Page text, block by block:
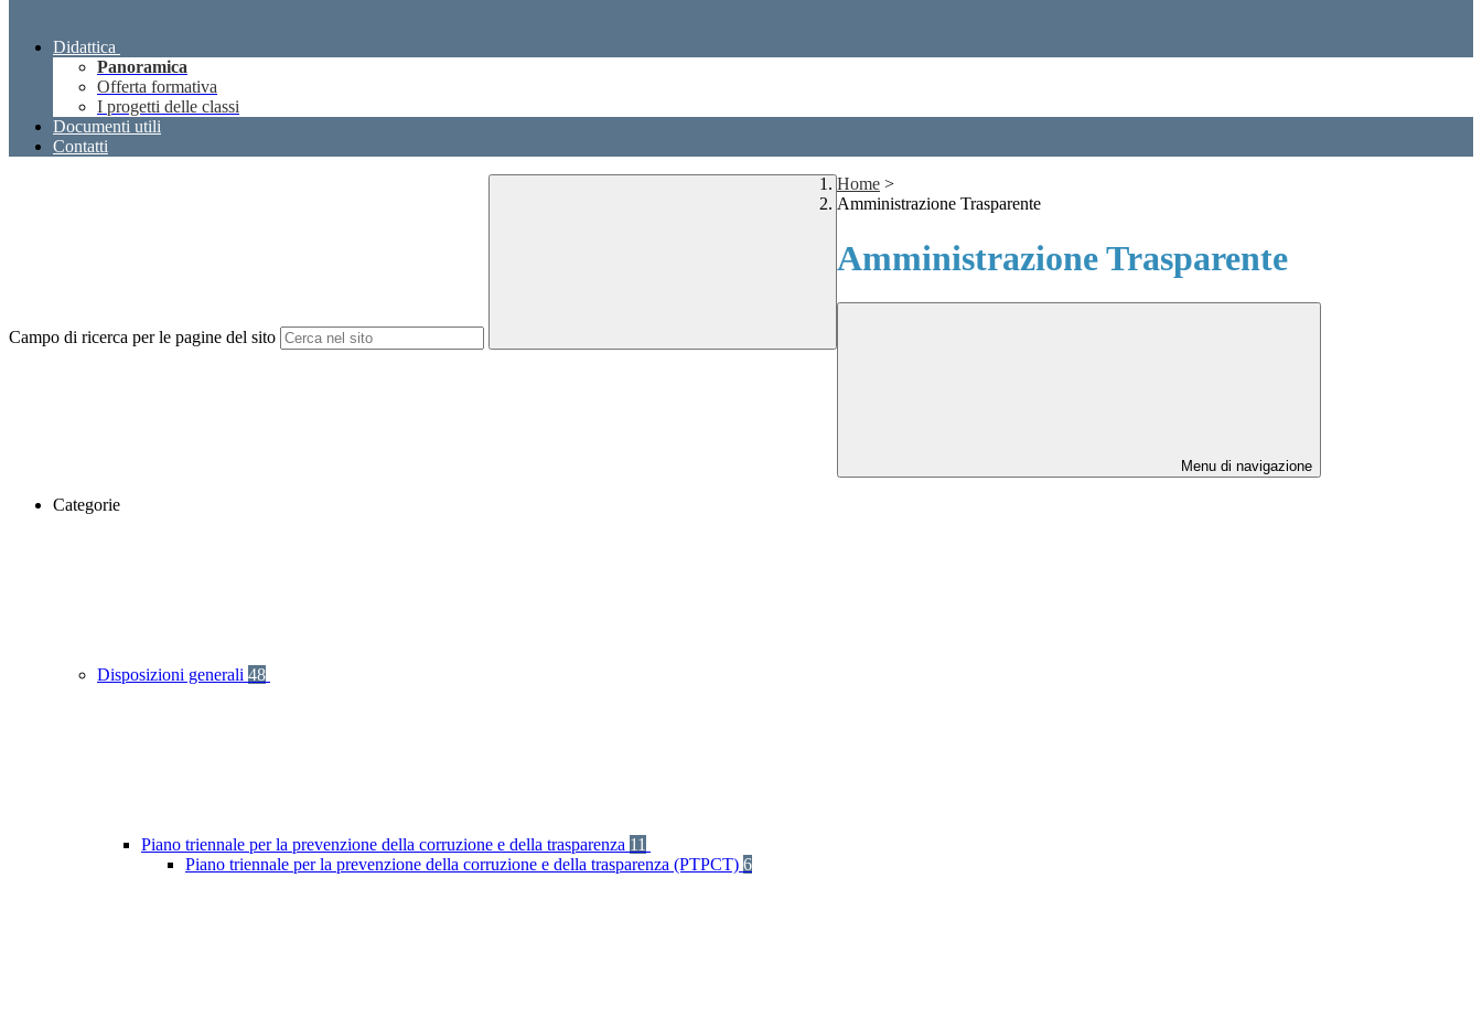
Didattica
Panoramica
Offerta formativa
I progetti delle classi
Documenti utili
Contatti
Campo di ricerca per le pagine del sito
Home >
Amministrazione Trasparente
Amministrazione Trasparente
Menu di navigazione
Categorie
Disposizioni generali 48
Piano triennale per la prevenzione della corruzione e della trasparenza 11
Piano triennale per la prevenzione della corruzione e della trasparenza (PTPCT) 6